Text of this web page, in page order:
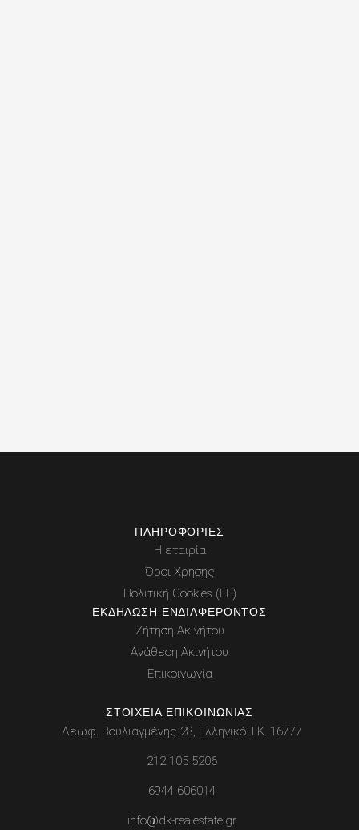
ΠΛΗΡΟΦΟΡΊΕΣ
Η εταιρία
Όροι Χρήσης
Πολιτική Cookies (ΕΕ)
ΕΚΔΉΛΩΣΗ ΕΝΔΙΑΦΈΡΟΝΤΟΣ
Ζήτηση Ακινήτου
Ανάθεση Ακινήτου
Επικοινωνία
ΣΤΟΙΧΕΊΑ ΕΠΙΚΟΙΝΩΝΊΑΣ
Λεωφ. Βουλιαγμένης 28, Ελληνικό Τ.Κ. 16777
212 105 5206
6944 606014
info@dk-realestate.gr